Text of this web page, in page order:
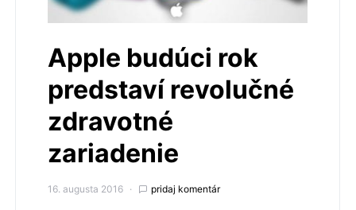
Apple budúci rok
predstaví revolučné
zdravotné
zariadenie
16. augusta 2016 pridaj komentár